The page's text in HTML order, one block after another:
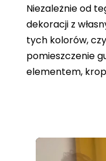
Niezależnie od
dekoracji z
tych kolorów,
pomieszczenie
elementem,